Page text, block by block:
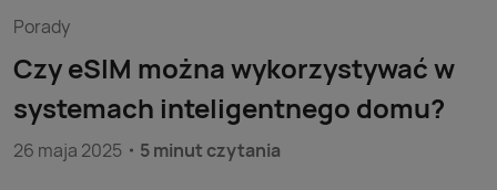
Porady
Czy eSIM można wykorzystywać w
systemach inteligentnego domu?
26 maja 2025 5 minut czytania